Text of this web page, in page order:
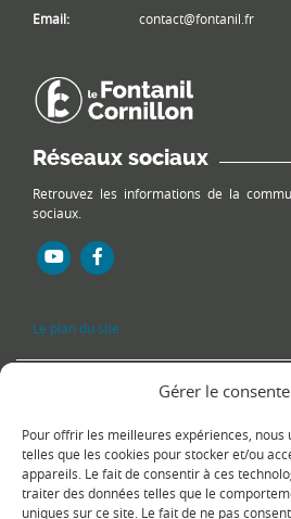
Gérer le
Pour offrir les meilleures expériences, nous
telles que les cookies pour stocker et/ou
appareils. Le fait de consentir à ces
traiter des données telles que le
uniques sur ce site. Le fait de ne pas
Email:
contact@fontanil.fr
Réseaux sociaux
Retrouvez les informations de la
sociaux.
Le plan du site